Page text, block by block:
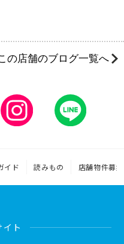
の店舗のブログ一覧へ
イド 読みもの 店舗物件募集
ト